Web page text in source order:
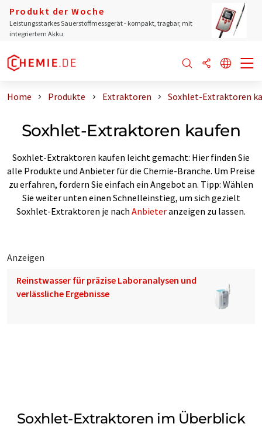
Produkt der Woche
Leistungsstarkes Sauerstoffmessgerät - kompakt, tragbar, mit
integriertem Akku
Home Produkte Extraktoren Soxhlet-Extraktoren
Soxhlet-Extraktoren kaufen
Soxhlet-Extraktoren kaufen leicht gemacht: Hier finden Sie
alle Produkte und Anbieter für die Chemie-Branche. Um Preise
zu erfahren, fordern Sie einfach ein Angebot an. Tipp: Wählen
Sie weiter unten einen Schnelleinstieg, um sich gezielt
Soxhlet-Extraktoren je nach Anbieteranzeigen zu lassen.
Anzeigen
Reinstwasser für präzise Laboranalysen und
verlässliche Ergebnisse
Soxhlet-Extraktoren im Überblick